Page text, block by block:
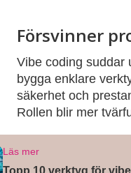
Försvinner
Vibe coding suddar
bygga enklare
säkerhet och
Rollen blir mer
Läs mer
Topp 10 verktyg för vibe